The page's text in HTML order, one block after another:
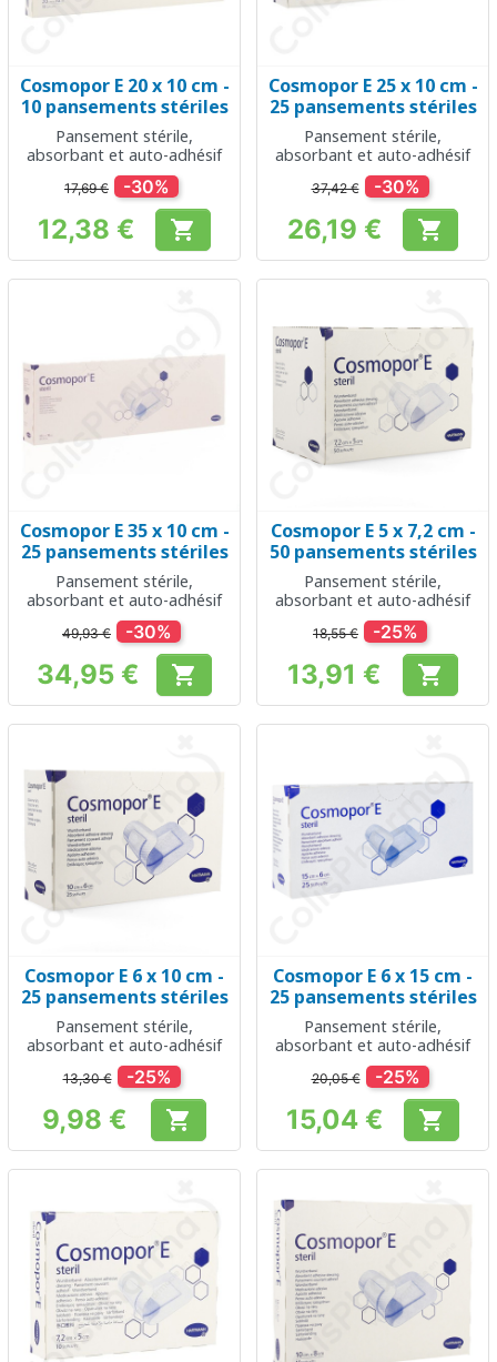
Cosmopor E 20 x 10 cm -
10 pansements stériles
Pansement stérile,
absorbant et auto-adhésif
17,69 € -30%
Prix
12,38 € 
Cosmopor E 25 x 10 cm -
25 pansements stériles
Pansement stérile,
absorbant et auto-adhésif
37,42 € -30%
Prix
26,19 € 
Cosmopor E 35 x 10 cm -
25 pansements stériles
Pansement stérile,
absorbant et auto-adhésif
49,93 € -30%
Prix
34,95 € 
Cosmopor E 5 x 7,2 cm -
50 pansements stériles
Pansement stérile,
absorbant et auto-adhésif
18,55 € -25%
Prix
13,91 € 
Cosmopor E 6 x 10 cm -
25 pansements stériles
Pansement stérile,
absorbant et auto-adhésif
13,30 € -25%
Prix
9,98 € 
Cosmopor E 6 x 15 cm -
25 pansements stériles
Pansement stérile,
absorbant et auto-adhésif
20,05 € -25%
Prix
15,04 € 